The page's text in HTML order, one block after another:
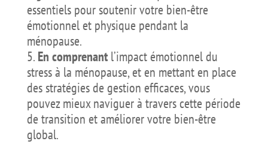
essentiels pour soutenir votre bien-être
émotionnel et physique pendant la
ménopause.
En comprenantl’impact émotionnel du
stress à la ménopause, et en mettant en place
des stratégies de gestion efficaces, vous
pouvez mieux naviguer à travers cette période
de transition et améliorer votre bien-être
global.